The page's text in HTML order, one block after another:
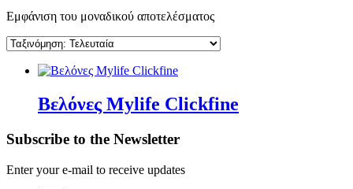
Εμφάνιση του μοναδικού αποτελέσματος
Βελόνες Mylife Clickfine
Subscribe to the Newsletter
Enter your e-mail to receive updates